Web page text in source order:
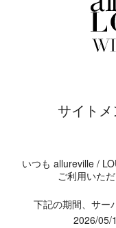
サイト
いつも allureville /
ご利用いた
下記の期間、サー
2026/05/